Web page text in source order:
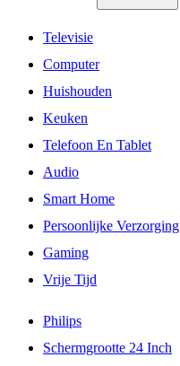
Televisie
Computer
Huishouden
Keuken
Telefoon En Tablet
Audio
Smart Home
Persoonlijke Verzorging
Gaming
Vrije Tijd
Philips
Schermgrootte 24 Inch